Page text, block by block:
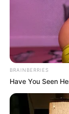
BRAINBERRIES
Have You Seen